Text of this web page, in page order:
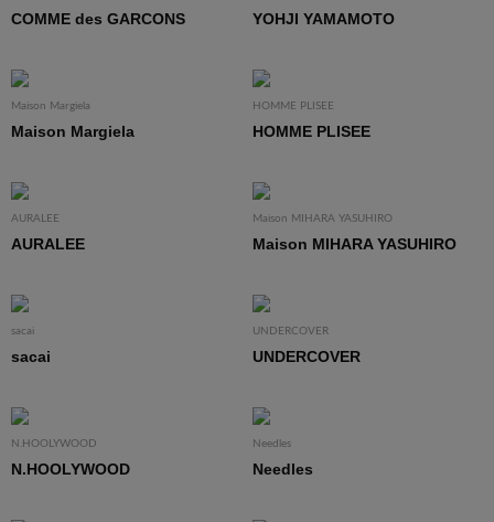
COMME des GARCONS YOHJI YAMAMOTO
Maison Margiela
Maison Margiela
HOMME PLISEE
HOMME PLISEE
AURALEE
AURALEE
Maison MIHARA YASUHIRO
Maison MIHARA YASUHIRO
sacai
sacai
UNDERCOVER
UNDERCOVER
N.HOOLYWOOD
N.HOOLYWOOD
Needles
Needles